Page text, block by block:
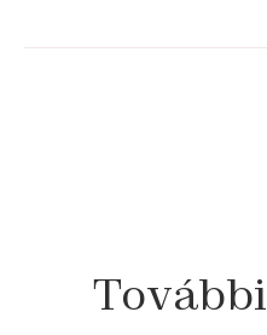
További